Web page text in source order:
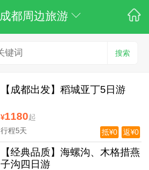
成都周边旅游
搜索
【成都出发】稻城亚丁5日游
¥1180起
行程5天
返¥0
抵¥0
【经典品质】海螺沟、木格措燕
子沟四日游